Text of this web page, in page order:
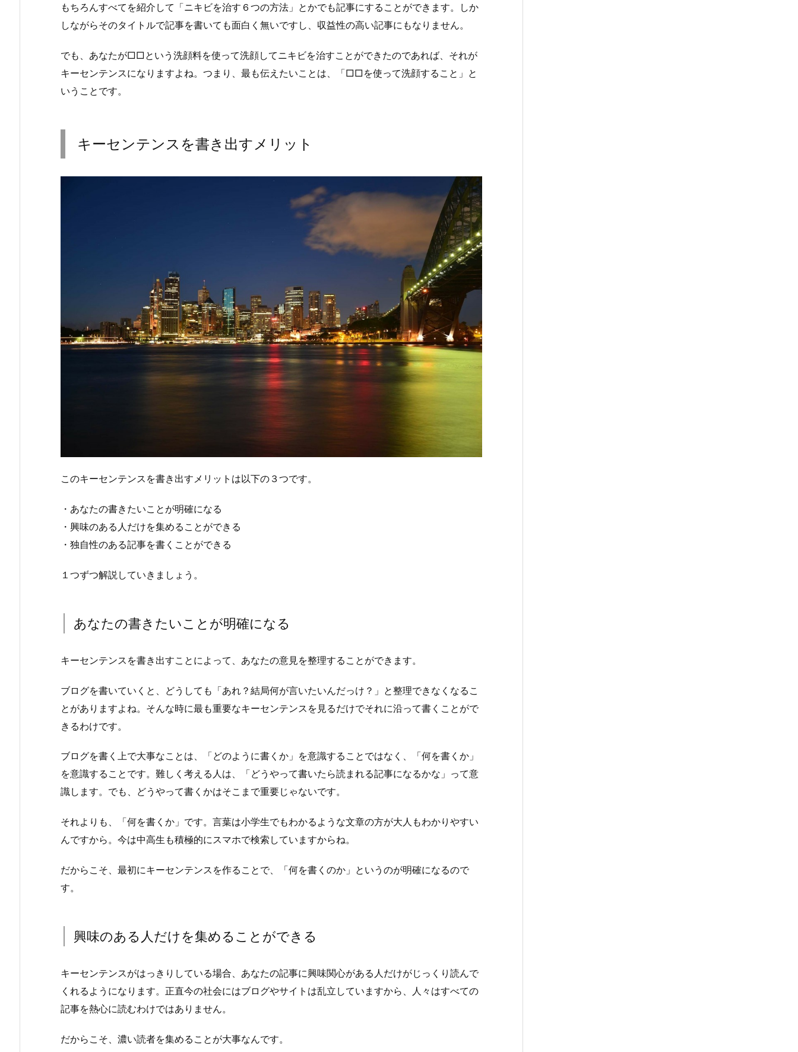
もちろんすべてを紹介して「ニキビを治す６つの方法」とかでも記事にすることができます。しか
しながらそのタイトルで記事を書いても面白く無いですし、収益性の高い記事にもなりません。
でも、あなたが□□という洗顔料を使って洗顔してニキビを治すことができたのであれば、それが
キーセンテンスになりますよね。つまり、最も伝えたいことは、「□□を使って洗顔すること」と
いうことです。
キーセンテンスを書き出すメリット
このキーセンテンスを書き出すメリットは以下の３つです。
・あなたの書きたいことが明確になる
・興味のある人だけを集めることができる
・独自性のある記事を書くことができる
１つずつ解説していきましょう。
あなたの書きたいことが明確になる
キーセンテンスを書き出すことによって、あなたの意見を整理することができます。
ブログを書いていくと、どうしても「あれ？結局何が言いたいんだっけ？」と整理できなくなるこ
とがありますよね。そんな時に最も重要なキーセンテンスを見るだけでそれに沿って書くことがで
きるわけです。
ブログを書く上で大事なことは、「どのように書くか」を意識することではなく、「何を書くか」
を意識することです。難しく考える人は、「どうやって書いたら読まれる記事になるかな」って意
識します。でも、どうやって書くかはそこまで重要じゃないです。
それよりも、「何を書くか」です。言葉は小学生でもわかるような文章の方が大人もわかりやすい
んですから。今は中高生も積極的にスマホで検索していますからね。
だからこそ、最初にキーセンテンスを作ることで、「何を書くのか」というのが明確になるので
す。
興味のある人だけを集めることができる
キーセンテンスがはっきりしている場合、あなたの記事に興味関心がある人だけがじっくり読んで
くれるようになります。正直今の社会にはブログやサイトは乱立していますから、人々はすべての
記事を熱心に読むわけではありません。
だからこそ、濃い読者を集めることが大事なんです。